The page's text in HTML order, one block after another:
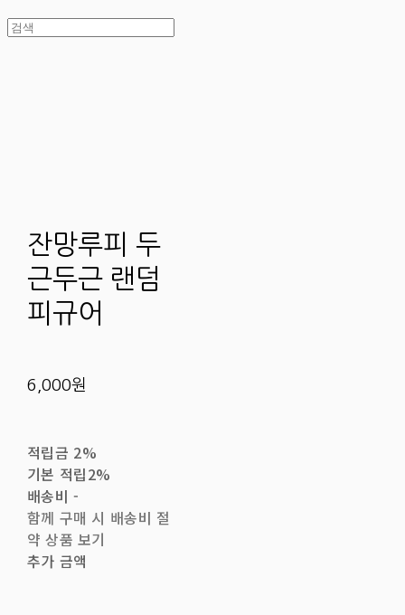
잔망루피 두
근두근 랜덤
피규어
6,000원
적립금 2%
기본 적립2%
배송비-
함께 구매 시 배송비 절
약 상품 보기
추가 금액